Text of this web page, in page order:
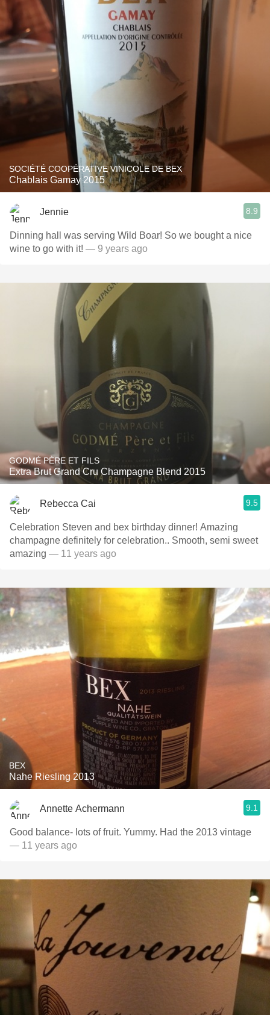
SOCIÉTÉ COOPÉRATIVE VINICOLE DE BEX
Chablais Gamay 2015
Jennie 8.9
Dinning hall was serving Wild Boar! So we bought a nice
wine to go with it! — 9 years ago
GODMÉ PÈRE ET FILS
Extra Brut Grand Cru Champagne Blend 2015
Rebecca Cai 9.5
Celebration Steven and bex birthday dinner! Amazing
champagne definitely for celebration.. Smooth, semi sweet
amazing — 11 years ago
BEX
Nahe Riesling 2013
Annette Achermann 9.1
Good balance- lots of fruit. Yummy. Had the 2013 vintage
— 11 years ago